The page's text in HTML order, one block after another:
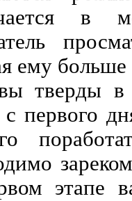
в
ему больше
тверды в
первого
этапе